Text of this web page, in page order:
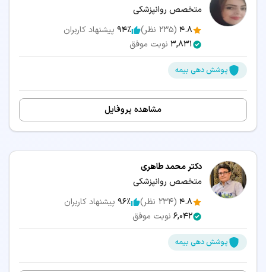
متخصص روانپزشکی
4.8
(
235 نظر) 94٪ پیشنهاد کاربران
3,831 نوبت موفق
پوشش دهی بیمه
مشاهده پروفایل
دکتر محمد طاهری
متخصص روانپزشکی
4.8
(
234 نظر) 96٪ پیشنهاد کاربران
6,042 نوبت موفق
پوشش دهی بیمه